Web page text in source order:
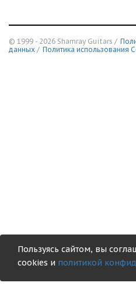
© 1999 - 2026 Shamray Guitars /
данных / Политика использования
Пользуясь сайтом, вы
cookies и политикой